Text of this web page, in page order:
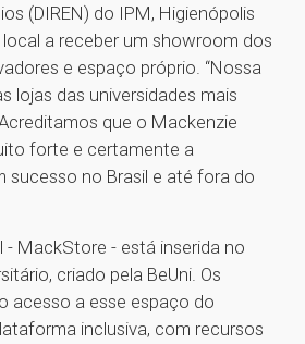
(DIREN) do IPM, Higienópolis
a receber um showroom dos
e espaço próprio. “Nossa
lojas das universidades mais
que o Mackenzie
forte e certamente a
sucesso no Brasil e até fora do
- MackStore - está inserida no
criado pela BeUni. Os
acesso a esse espaço do
inclusiva, com recursos